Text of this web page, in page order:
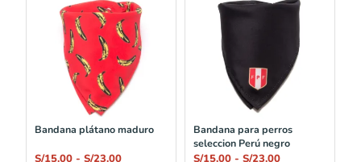
Bandana plátano maduro
de
precios:
desde
S/15.00
hasta
Bandana para perros
seleccion Perú negro
de
desde
S/15.00
hasta